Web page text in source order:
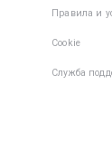
Правила и
Cookie
Служба